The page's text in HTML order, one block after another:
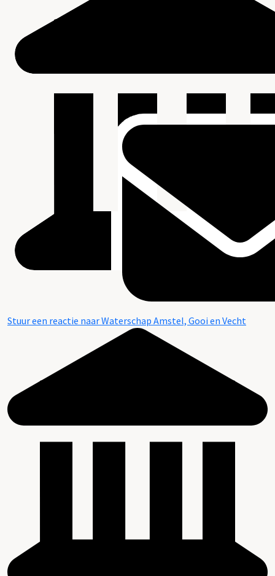
Stuur een reactie naar Waterschap Amstel, Gooi en Vecht